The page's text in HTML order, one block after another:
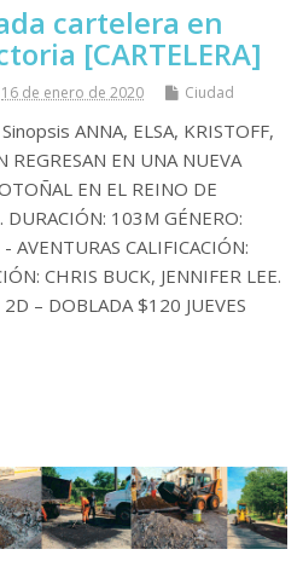
cartelera en
[CARTELERA]
16 de enero de 2020 Ciudad
Sinopsis ANNA, ELSA, KRISTOFF,
REGRESAN EN UNA NUEVA
EN EL REINO DE
DURACIÓN: 103M GÉNERO:
AVENTURAS CALIFICACIÓN:
CHRIS BUCK, JENNIFER LEE.
– DOBLADA $120 JUEVES